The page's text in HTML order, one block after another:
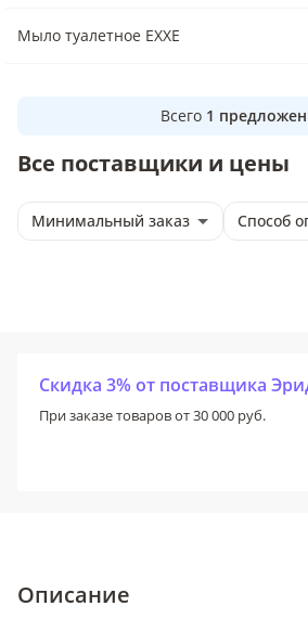
Мыло туалетное EXXE
Всего 1
Все поставщики и цены
Минимальный заказ Способ
Скидка 3% от поставщика
При заказе товаров от 30 000 руб.
Описание